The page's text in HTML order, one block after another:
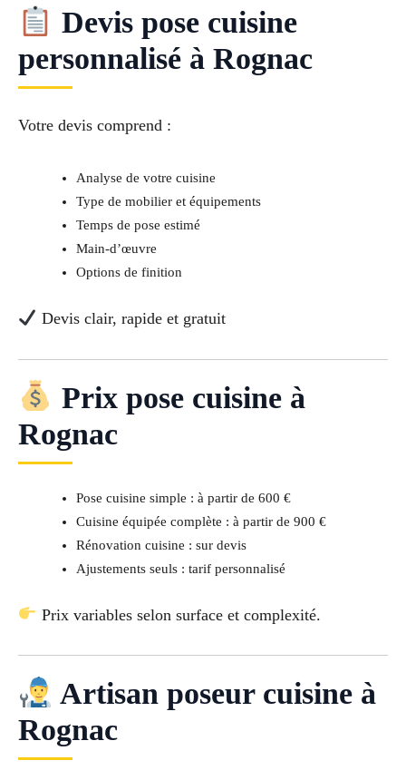
Devis pose cuisine
personnalisé à Rognac
Votre devis comprend :
Analyse de votre cuisine
Type de mobilier et équipements
Temps de pose estimé
Main-d’œuvre
Options de finition
Devis clair, rapide et gratuit
Prix pose cuisine à
Rognac
Pose cuisine simple : à partir de 600 €
Cuisine équipée complète : à partir de 900 €
Rénovation cuisine : sur devis
Ajustements seuls : tarif personnalisé
Prix variables selon surface et complexité.
Artisan poseur cuisine à
Rognac